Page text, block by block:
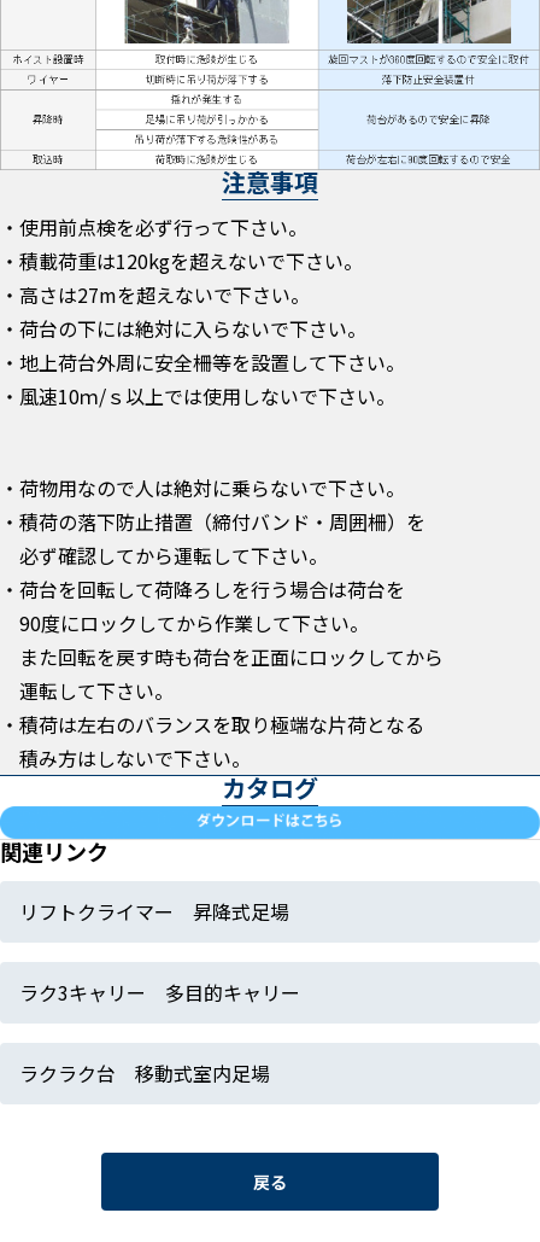
注意事項
・使用前点検を必ず行って下さい。
・積載荷重は120kgを超えないで下さい。
・高さは27mを超えないで下さい。
・荷台の下には絶対に入らないで下さい。
・地上荷台外周に安全柵等を設置して下さい。
・風速10ｍ/ｓ以上では使用しないで下さい。
・荷物用なので人は絶対に乗らないで下さい。
・積荷の落下防止措置（締付バンド・周囲柵）を
必ず確認してから運転して下さい。
・荷台を回転して荷降ろしを行う場合は荷台を
90度にロックしてから作業して下さい。
また回転を戻す時も荷台を正面にロックしてから
運転して下さい。
・積荷は左右のバランスを取り極端な片荷となる
積み方はしないで下さい。
カタログ
関連リンク
リフトクライマー 昇降式足場
ラク3キャリー 多目的キャリー
ラクラク台 移動式室内足場
戻る